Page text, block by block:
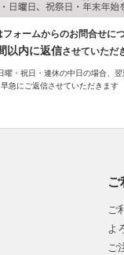
フォームからのお問合せに
以内に返信させていただ
曜・祝日・連休の中日の場合、翌
早急にご返信させていただきます
ご
ご
よ
ご